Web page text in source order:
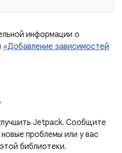
информации о
«Добавление зависимостей
Jetpack. Сообщите
проблемы или у вас
библиотеки.